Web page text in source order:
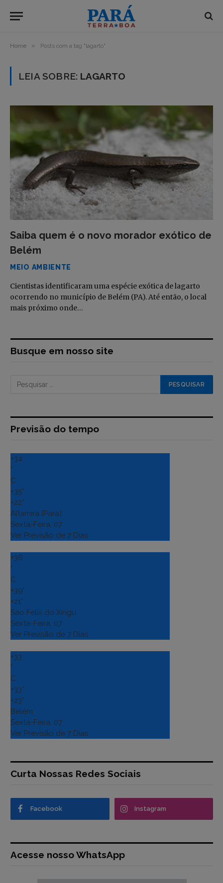
Home » Posts com a tag "lagarto"
LEIA SOBRE: LAGARTO
Saiba quem é o novo morador exótico de
Belém
MEIO AMBIENTE
Cientistas identificaram uma espécie exótica de lagarto
ocorrendo no município de Belém (PA). Até então, o local
mais próximo onde…
Busque em nosso site
Previsão do tempo
+34
°
C
+35°
+22°
Altamira (Para)
Sexta-Feira, 07
Ver Previsão de 7 Dias
+36
°
C
+39°
+21°
Sao Felix do Xingu
Sexta-Feira, 07
Ver Previsão de 7 Dias
+33
°
C
+33°
+23°
Belém
Sexta-Feira, 07
Ver Previsão de 7 Dias
Curta Nossas Redes Sociais
Facebook Instagram
Acesse nosso WhatsApp